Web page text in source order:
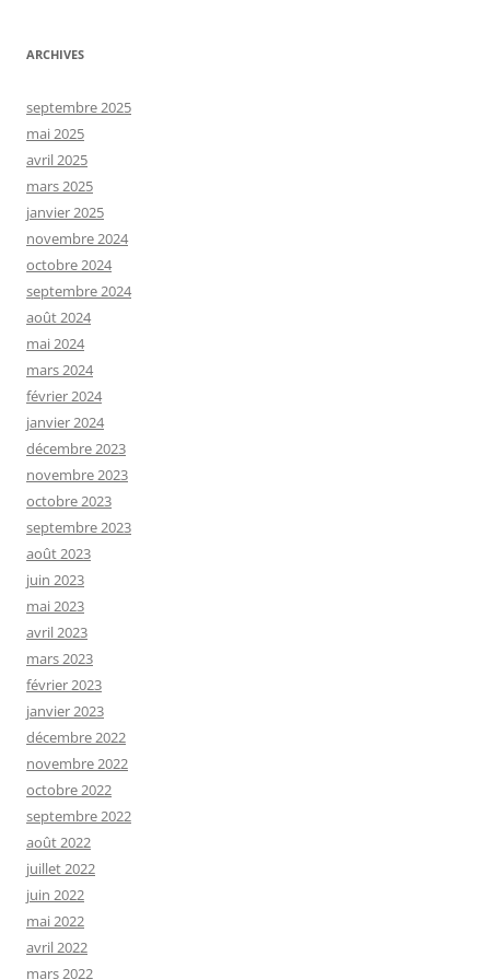
:
ARCHIVES
septembre 2025
mai 2025
avril 2025
mars 2025
janvier 2025
novembre 2024
octobre 2024
septembre 2024
août 2024
mai 2024
mars 2024
février 2024
janvier 2024
décembre 2023
novembre 2023
octobre 2023
septembre 2023
août 2023
juin 2023
mai 2023
avril 2023
mars 2023
février 2023
janvier 2023
décembre 2022
novembre 2022
octobre 2022
septembre 2022
août 2022
juillet 2022
juin 2022
mai 2022
avril 2022
mars 2022